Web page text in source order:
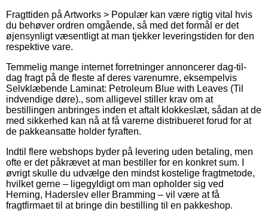
Fragttiden på Artworks > Populær kan være rigtig vital hvis
du behøver ordren omgående, så med det formål er det
øjensynligt væsentligt at man tjekker leveringstiden for den
respektive vare.
Temmelig mange internet forretninger annoncerer dag-til-
dag fragt på de fleste af deres varenumre, eksempelvis
Selvklæbende Laminat: Petroleum Blue with Leaves (Til
indvendige døre)., som alligevel stiller krav om at
bestillingen anbringes inden et aftalt klokkeslæt, sådan at de
med sikkerhed kan nå at få varerne distribueret forud for at
de pakkeansatte holder fyraften.
Indtil flere webshops byder på levering uden betaling, men
ofte er det påkrævet at man bestiller for en konkret sum. I
øvrigt skulle du udvælge den mindst kostelige fragtmetode,
hvilket gerne – ligegyldigt om man opholder sig ved
Herning, Haderslev eller Bramming – vil være at få
fragtfirmaet til at bringe din bestilling til en pakkeshop.